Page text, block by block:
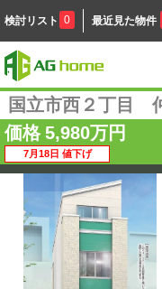
検討リスト 0 最近見た物件
国立市西２丁目
価格 5,980万円
7月18日 値下げ